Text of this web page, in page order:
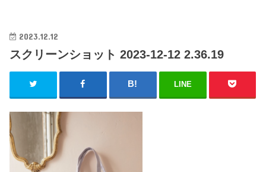
2023.12.12
スクリーンショット 2023-12-12 2.36.19
LINE